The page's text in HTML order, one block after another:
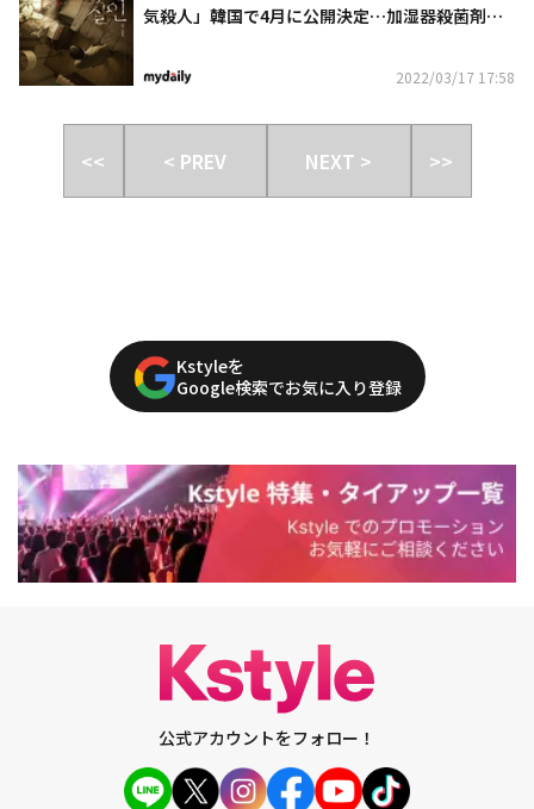
気殺人」韓国で4月に公開決定…加湿器殺菌剤事
2022/03/17 17:58
<< < PREV NEXT > >>
Kstyleを
Google検索でお気に入り登録
公式アカウントをフォロー！